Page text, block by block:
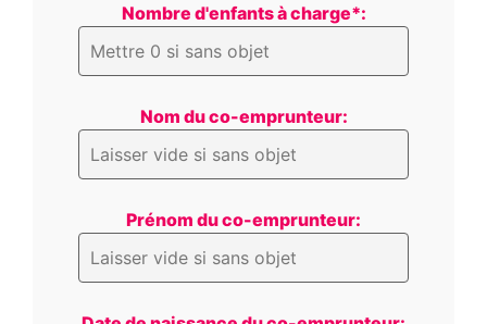
Nombre d'enfants à charge*:
Nom du co-emprunteur:
Prénom du co-emprunteur: